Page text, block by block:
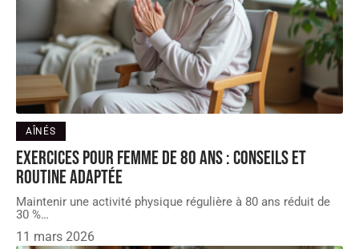
AÎNÉS
Exercices pour femme de 80 ans : conseils et
routine adaptée
Maintenir une activité physique régulière à 80 ans réduit de
30 %…
11 mars 2026